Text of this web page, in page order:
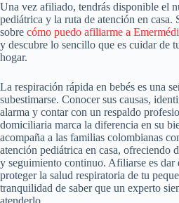
Una vez afiliado, tendrás disponible el
pediátrica y la ruta de atención en casa.
sobre cómo puedo afiliarme a
y descubre lo sencillo que es cuidar de
hogar.
La respiración rápida en bebés es una
subestimarse. Conocer sus causas,
alarma y contar con un respaldo
domiciliaria marca la diferencia en su
acompaña a las familias colombianas
atención pediátrica en casa, ofreciendo
y seguimiento continuo. Afiliarse es dar
proteger la salud respiratoria de tu
tranquilidad de saber que un experto